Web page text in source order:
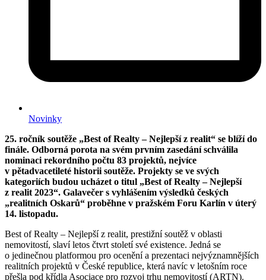
Novinky
25. ročník soutěže „Best of Realty – Nejlepší z realit“ se blíží do
finále. Odborná porota na svém prvním zasedání schválila
nominaci rekordního počtu 83 projektů, nejvíce
v pětadvacetileté historii soutěže. Projekty se ve svých
kategoriích budou ucházet o titul „Best of Realty – Nejlepší
z realit 2023“. Galavečer s vyhlášením výsledků českých
„realitních Oskarů“ proběhne v pražském Foru Karlín v úterý
14. listopadu.
Best of Realty – Nejlepší z realit, prestižní soutěž v oblasti
nemovitostí, slaví letos čtvrt století své existence. Jedná se
o jedinečnou platformou pro ocenění a prezentaci nejvýznamnějších
realitních projektů v České republice, která navíc v letošním roce
přešla pod křídla Asociace pro rozvoj trhu nemovitostí (ARTN).